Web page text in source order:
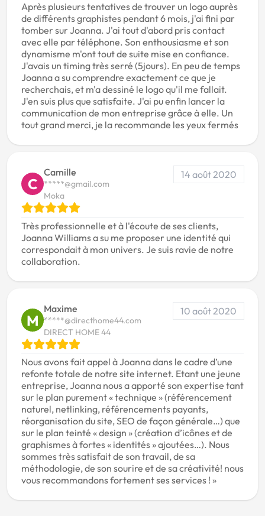
Après plusieurs tentatives de trouver un logo auprès
de différents graphistes pendant 6 mois, j'ai fini par
tomber sur Joanna. J'ai tout d'abord pris contact
avec elle par téléphone. Son enthousiasme et son
dynamisme m'ont tout de suite mise en confiance.
J'avais un timing très serré (5jours). En peu de temps
Joanna a su comprendre exactement ce que je
recherchais, et m'a dessiné le logo qu'il me fallait.
J'en suis plus que satisfaite. J'ai pu enfin lancer la
communication de mon entreprise grâce à elle. Un
tout grand merci, je la recommande les yeux fermés
C
Camille
*****@gmail.com
Moka
14 août 2020
Très professionnelle et à l'écoute de ses clients,
Joanna Williams a su me proposer une identité qui
correspondait à mon univers. Je suis ravie de notre
collaboration.
M
Maxime
*****@directhome44.com
DIRECT HOME 44
10 août 2020
Nous avons fait appel à Joanna dans le cadre d’une
refonte totale de notre site internet. Etant une jeune
entreprise, Joanna nous a apporté son expertise tant
sur le plan purement « technique » (référencement
naturel, netlinking, référencements payants,
réorganisation du site, SEO de façon générale…) que
sur le plan teinté « design » (création d’icônes et de
graphismes à fortes « identités » ajoutées…). Nous
sommes très satisfait de son travail, de sa
méthodologie, de son sourire et de sa créativité! nous
vous recommandons fortement ses services ! »